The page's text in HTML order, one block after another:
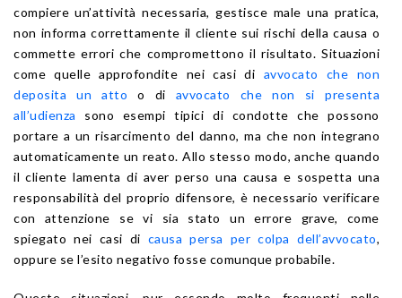
compiere un’attività necessaria, gestisce male una pratica,
non informa correttamente il cliente sui rischi della causa o
commette errori che compromettono il risultato. Situazioni
come quelle approfondite nei casi di avvocato che non
deposita un atto o di avvocato che non si presenta
all’udienza sono esempi tipici di condotte che possono
portare a un risarcimento del danno, ma che non integrano
automaticamente un reato. Allo stesso modo, anche quando
il cliente lamenta di aver perso una causa e sospetta una
responsabilità del proprio difensore, è necessario verificare
con attenzione se vi sia stato un errore grave, come
spiegato nei casi di causa persa per colpa dell’avvocato,
oppure se l’esito negativo fosse comunque probabile.